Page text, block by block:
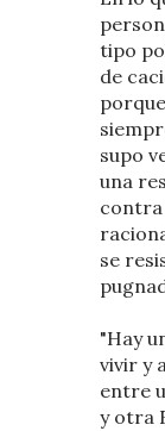
tipo
de
supo
una
contra
se
"Hay
vivir y
entre
y otra